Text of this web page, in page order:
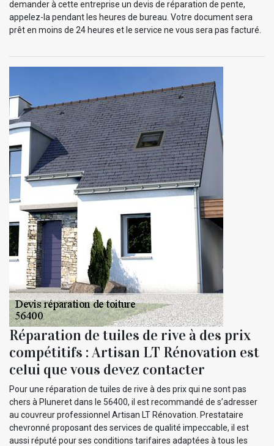
demander à cette entreprise un devis de réparation de pente,
appelez-la pendant les heures de bureau. Votre document sera
prêt en moins de 24 heures et le service ne vous sera pas facturé.
Réparation de tuiles de rive à des prix
compétitifs : Artisan LT Rénovation est
celui que vous devez contacter
Pour une réparation de tuiles de rive à des prix qui ne sont pas
chers à Pluneret dans le 56400, il est recommandé de s’adresser
au couvreur professionnel Artisan LT Rénovation. Prestataire
chevronné proposant des services de qualité impeccable, il est
aussi réputé pour ses conditions tarifaires adaptées à tous les